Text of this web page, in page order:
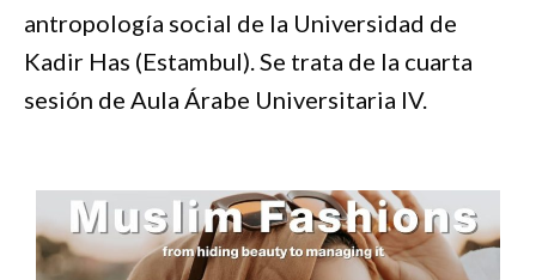
antropología social de la Universidad de
Kadir Has (Estambul). Se trata de la cuarta
sesión de Aula Árabe Universitaria IV.